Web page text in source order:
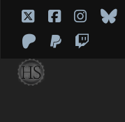
twitterfacebook
patreon
paypal